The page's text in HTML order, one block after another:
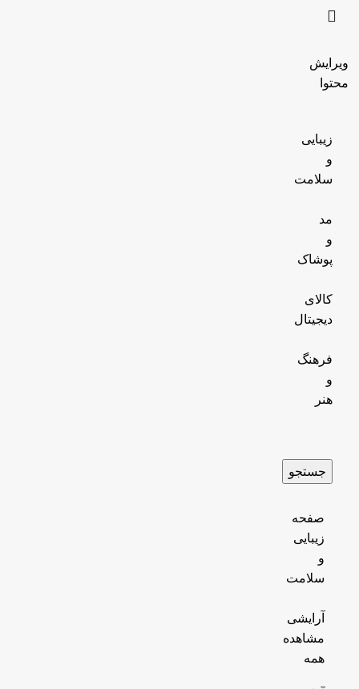
ویرایش
محتوا
زیبایی
و
سلامت
مد
و
پوشاک
کالای
دیجیتال
فرهنگ
و
هنر
جستجو
صفحه
زیبایی
و
سلامت
آرایشی
مشاهده
همه